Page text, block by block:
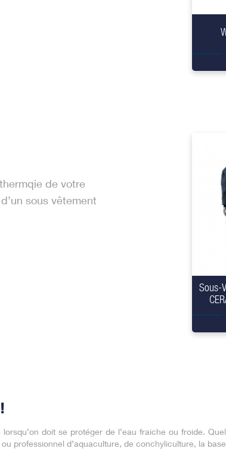
de votre
sous vêtement
Sous-
doit se protéger de l’eau fraiche ou froide.
ou professionnel d’aquaculture, de conchyliculture, la